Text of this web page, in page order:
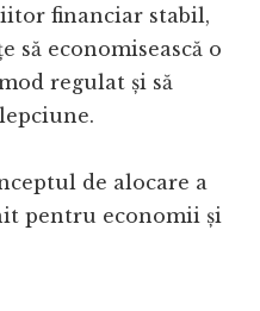
financiar stabil,
să economisească o
regulat și să
de alocare a
pentru economii și